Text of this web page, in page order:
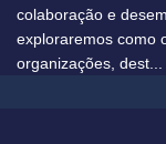
colaboração e
exploraremos como
organizações, dest...